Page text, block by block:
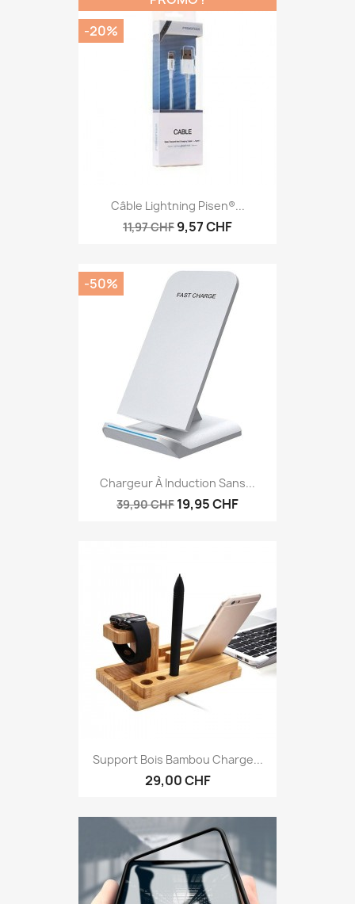
Câble Lightning Pisen®...
11,97 CHF 9,57 CHF
-20%
Chargeur À Induction Sans...
39,90 CHF 19,95 CHF
-50%
Support Bois Bambou Charge...
29,00 CHF